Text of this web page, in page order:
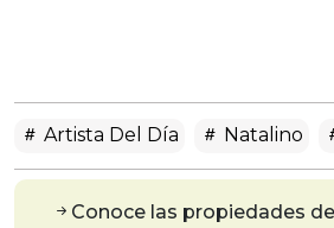
Artista Del Día Natalino
Conoce las propiedades